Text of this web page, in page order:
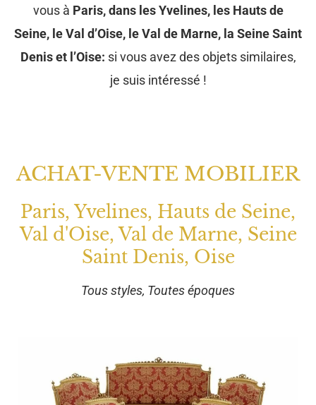
vous à Paris, dans les Yvelines, les Hauts de
Seine, le Val d’Oise, le Val de Marne, la Seine Saint
Denis et l’Oise: si vous avez des objets similaires,
je suis intéressé !
ACHAT-VENTE MOBILIER
Paris, Yvelines, Hauts de Seine,
Val d'Oise, Val de Marne, Seine
Saint Denis, Oise
Tous styles, Toutes époques